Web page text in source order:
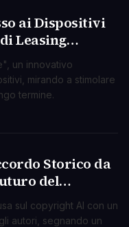
ai Dispositivi
Leasing
un innovativo
mirando a stimolare
termine.
Storico da
del
sul copyright AI con un
autori, segnando un